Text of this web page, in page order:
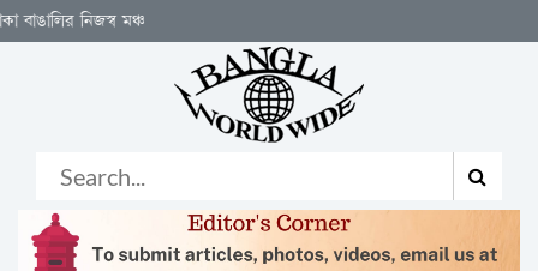
নিজস্ব মঞ্চ